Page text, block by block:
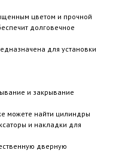
цветом и прочной
долговечное
для установки
и закрывание
можете найти цилиндры
и накладки для
дверную